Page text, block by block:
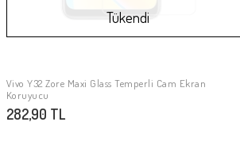
Stokta Yok
Tükendi
Vivo Y32 Zore Maxi Glass Temperli Cam Ekran
Koruyucu
282,90 TL